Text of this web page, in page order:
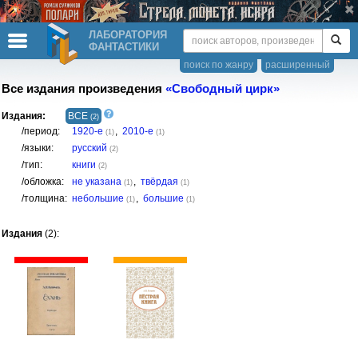
ЛАБОРАТОРИЯ
ФАНТАСТИКИ
расширенный
поиск по жанру
Все издания произведения «Свободный цирк»
Издания: ВСЕ (2)
/период: 1920-е (1) , 2010-е (1)
/языки: русский (2)
/тип: книги (2)
/обложка: не указана (1) , твёрдая (1)
/толщина: небольшие (1) , большие (1)
Издания (2):